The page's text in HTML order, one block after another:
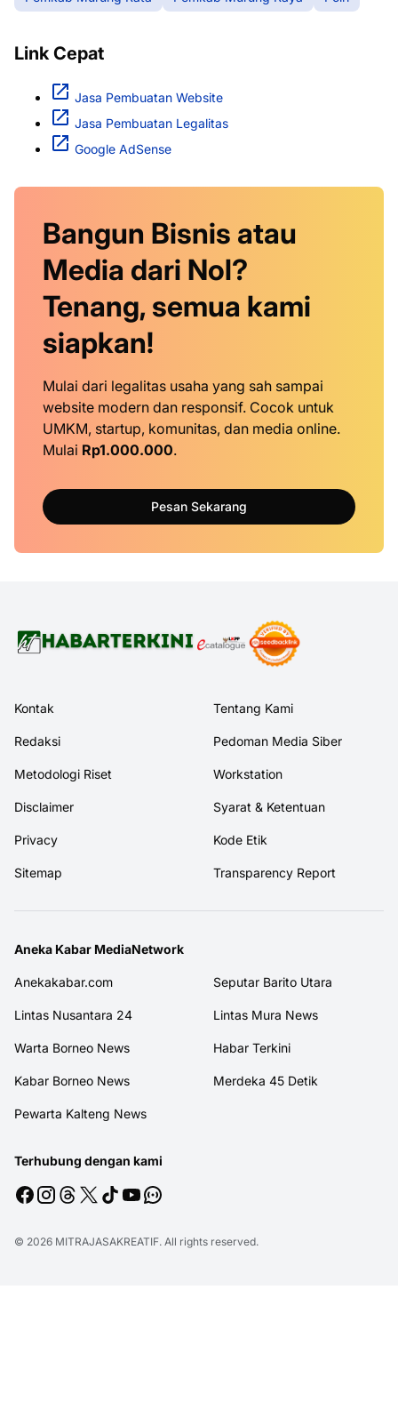
Link Cepat
Jasa Pembuatan Website
Jasa Pembuatan Legalitas
Google AdSense
Bangun Bisnis atau
Media dari Nol?
Tenang, semua kami
siapkan!
Mulai dari legalitas usaha yang sah sampai
website modern dan responsif. Cocok untuk
UMKM, startup, komunitas, dan media online.
Mulai Rp1.000.000.
Pesan Sekarang
Kontak Tentang Kami
Redaksi Pedoman Media Siber
Metodologi Riset Workstation
Disclaimer Syarat & Ketentuan
Privacy Kode Etik
Sitemap Transparency Report
Aneka Kabar MediaNetwork
Anekakabar.com Seputar Barito Utara
Lintas Nusantara 24 Lintas Mura News
Warta Borneo News Habar Terkini
Kabar Borneo News Merdeka 45 Detik
Pewarta Kalteng News
Terhubung dengan kami
© 2026 MITRAJASAKREATIF. All rights reserved.